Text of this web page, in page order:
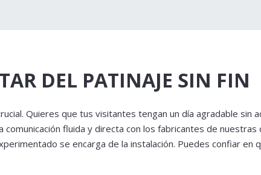
DEL PATINAJE SIN FIN
Quieres que tus visitantes tengan un día agradable sin
fluida y directa con los fabricantes de nuestras
se encarga de la instalación. Puedes confiar en